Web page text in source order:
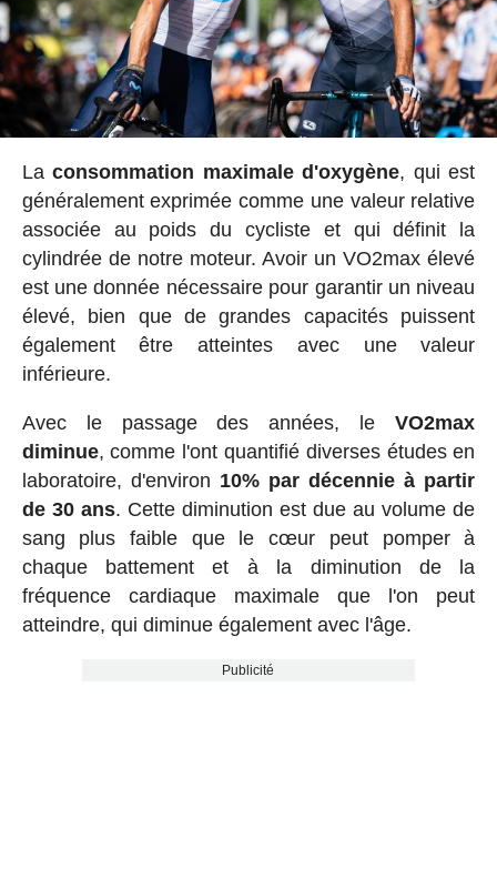
Laconsommation maximale d'oxygène, qui est
généralement exprimée comme une valeur relative
associée au poids du cycliste et qui définit la
cylindrée de notre moteur. Avoir un VO2max élevé
est une donnée nécessaire pour garantir un niveau
élevé, bien que de grandes capacités puissent
également être atteintes avec une valeur
inférieure.
Avec le passage des années, leVO2max
diminue, comme l'ont quantifié diverses études en
laboratoire, d'environ 10% par décennie à partir
de 30 ans. Cette diminution est due au volume de
sang plus faible que le cœur peut pomper à
chaque battement et à la diminution de la
fréquence cardiaque maximale que l'on peut
atteindre, qui diminue également avec l'âge.
Publicité